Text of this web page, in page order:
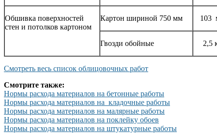
Обшивка поверхностей
стен и потолков картоном
Картон шириной 750 мм 103
Гвозди обойные 2,5
Смотреть весь список облицовочных работ
Смотрите также:
Нормы расхода материалов на бетонные работы
Нормы расхода материалов на кладочные работы
Нормы расхода материалов на малярные работы
Нормы расхода материалов на поклейку обоев
Нормы расхода материалов на штукатурные работы